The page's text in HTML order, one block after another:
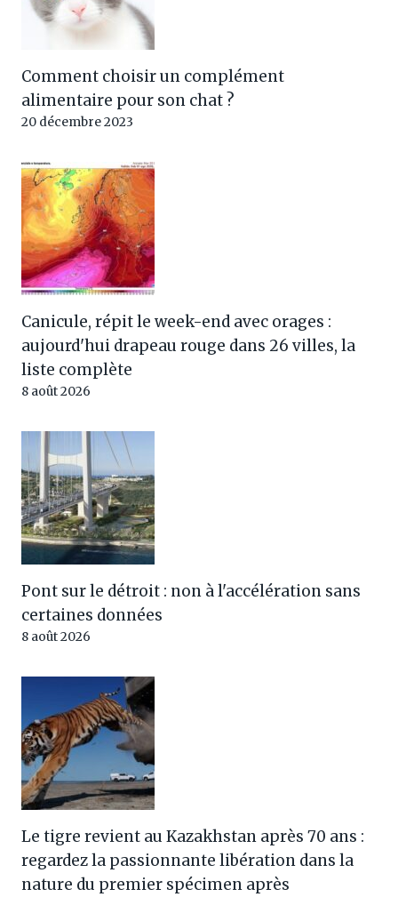
Comment choisir un complément
alimentaire pour son chat ?
20 décembre 2023
Canicule, répit le week-end avec orages :
aujourd'hui drapeau rouge dans 26 villes, la
liste complète
8 août 2026
Pont sur le détroit : non à l'accélération sans
certaines données
8 août 2026
Le tigre revient au Kazakhstan après 70 ans :
regardez la passionnante libération dans la
nature du premier spécimen après